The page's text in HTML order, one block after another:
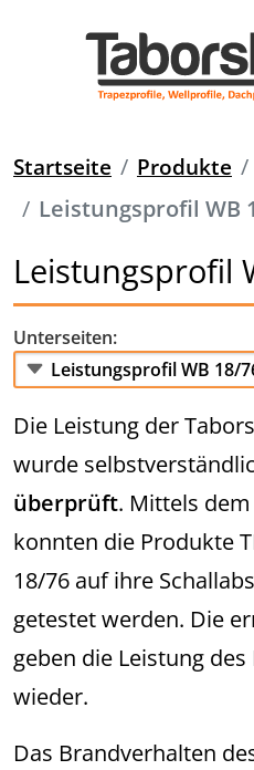
Startseite Produkte
Leistungsprofil WB
Leistungsprofil
Unterseiten:
Die Leistung der
wurde
überprüft. Mittels
konnten die Produkte
18/76 auf ihre
getestet werden. Die
geben die Leistung
wieder.
Das Brandverhalten